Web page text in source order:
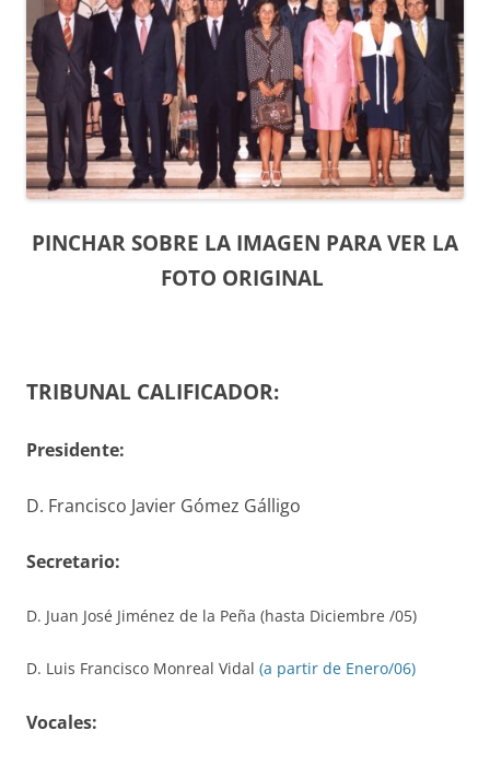
PINCHAR SOBRE LA IMAGEN PARA VER LA
FOTO ORIGINAL
TRIBUNAL CALIFICADOR:
Presidente:
D. Francisco Javier Gómez Gálligo
Secretario:
D. Juan José Jiménez de la Peña (hasta Diciembre /05)
D. Luis Francisco Monreal Vidal (a partir de Enero/06)
Vocales: